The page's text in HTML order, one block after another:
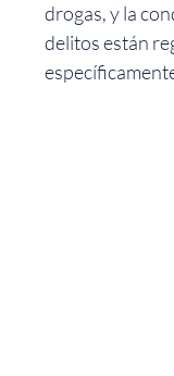
drogas, y la
delitos están